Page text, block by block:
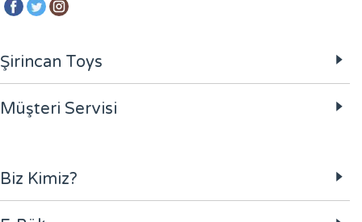
Şirincan Toys
Müşteri Servisi
Biz Kimiz?